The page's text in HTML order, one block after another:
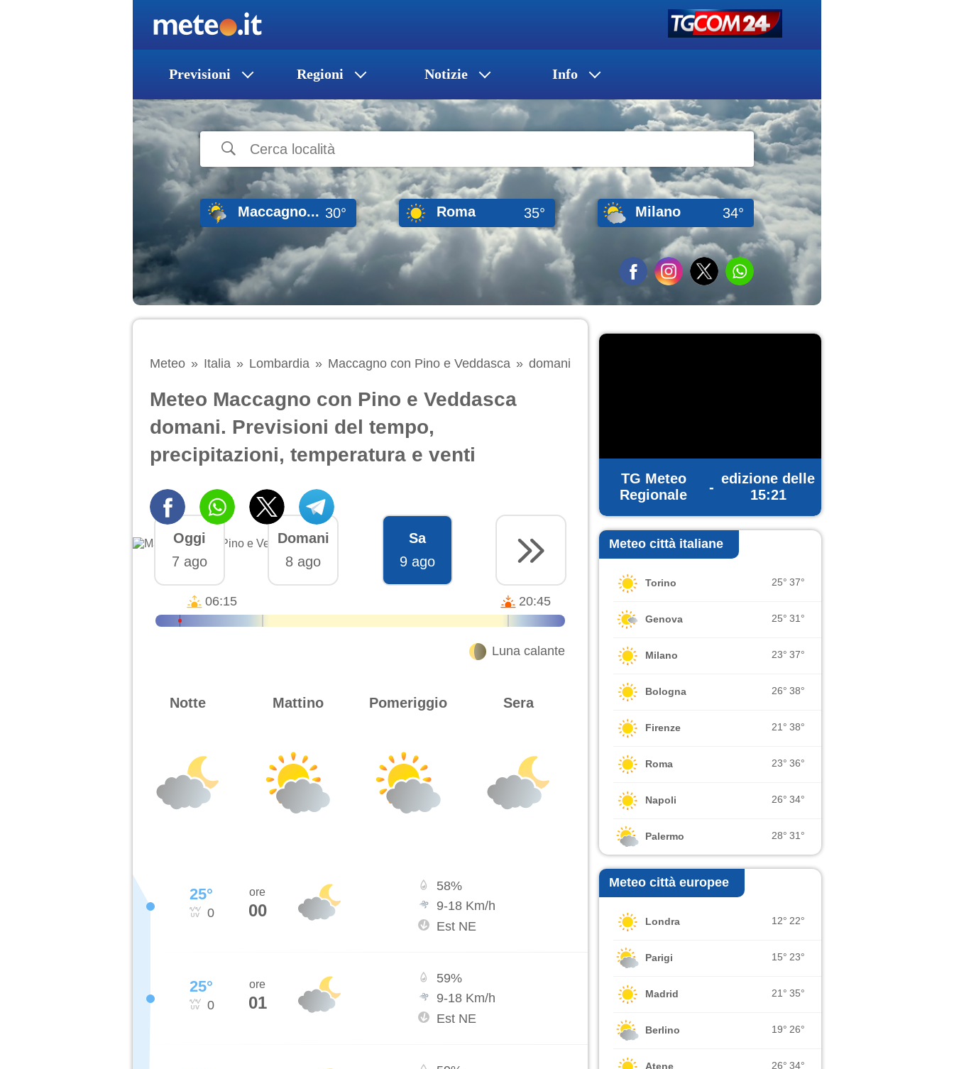
Previsioni Regioni Notizie Info
Maccagno... 30° Roma 35° Milano 34°
Meteo Italia Lombardia Maccagno con Pino e Veddasca domani
Meteo Maccagno con Pino e Veddasca
domani. Previsioni del tempo,
precipitazioni, temperatura e venti
Oggi
7 ago
Domani
8 ago
Sa
9 ago
06:15 20:45
Luna calante
Notte Mattino Pomeriggio Sera
25°
0
ore
00
58%
9-18 Km/h
Est NE
25°
0
ore
01
59%
9-18 Km/h
Est NE
TG Meteo
Regionale
-
edizione delle
15:21
Meteo città italiane
Torino 25° 37°
Genova 25° 31°
Milano 23° 37°
Bologna 26° 38°
Firenze 21° 38°
Roma 23° 36°
Napoli 26° 34°
Palermo 28° 31°
Meteo città europee
Londra 12° 22°
Parigi 15° 23°
Madrid 21° 35°
Berlino 19° 26°
Atene 26° 34°